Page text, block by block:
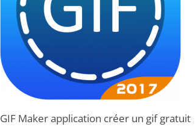
GIF Maker application créer un gif gratuit